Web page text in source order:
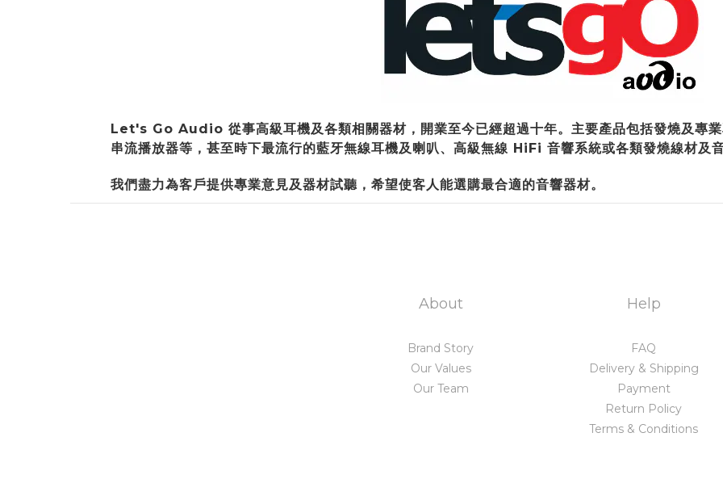
Let's Go Audio 從事高級耳機及各類相關器材，開業至今已經超過十年。主要產品包括發燒及專
串流播放器等，甚至時下最流行的藍牙無線耳機及喇叭、高級無線 HiFi 音響系統或各類發燒線材及
我們盡力為客戶提供專業意見及器材試聽，希望使客人能選購最合適的音響器材。
About
Brand Story
Our Values
Our Team
Help
FAQ
Delivery & Shipping
Payment
Return Policy
Terms & Conditions